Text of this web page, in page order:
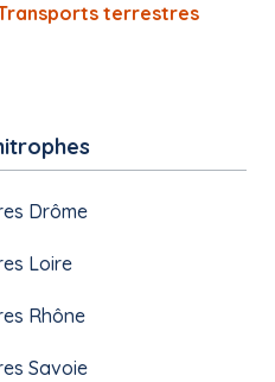
terrestres
Drôme
Loire
Rhône
Savoie